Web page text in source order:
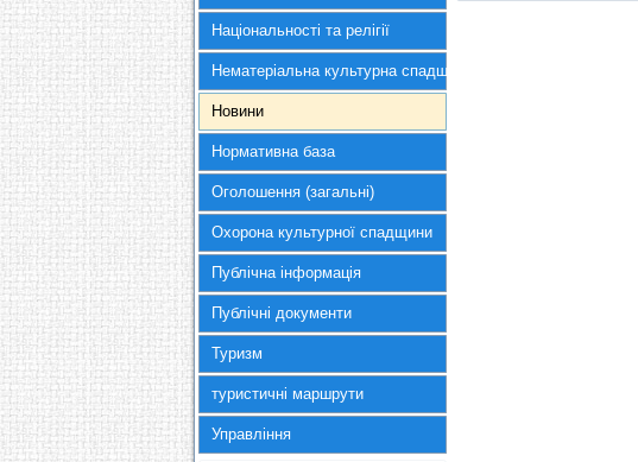
Національності та релігії
Нематеріальна культурна спадщина
Новини
Нормативна база
Оголошення (загальні)
Охорона культурної спадщини
Публічна інформація
Публічні документи
Туризм
туристичні маршрути
Управління